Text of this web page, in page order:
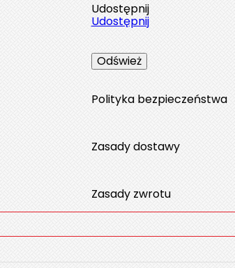
Udostępnij
Udostępnij
Polityka bezpieczeństwa
Zasady dostawy
Zasady zwrotu